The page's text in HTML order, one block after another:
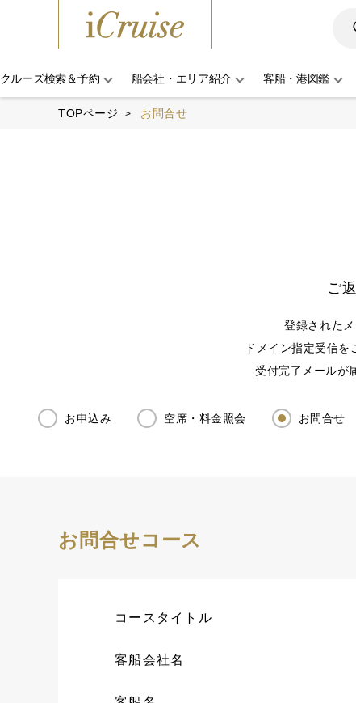
クルーズ検索＆予約 船会社・エリア紹介 客船・港図鑑
TOPページ お問合せ
ご
登録された
ドメイン指定受信
受付完了メールが
お申込み 空席・料金照会 お問合せ
お問合せコース
コースタイトル
客船会社名